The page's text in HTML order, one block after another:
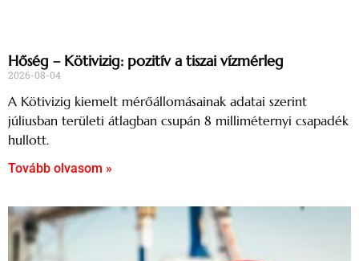
Hőség – Kötivizig: pozitív a tiszai vízmérleg
2026-08-04
A Kötivizig kiemelt mérőállomásainak adatai szerint
júliusban területi átlagban csupán 8 milliméternyi csapadék
hullott.
Tovább olvasom »